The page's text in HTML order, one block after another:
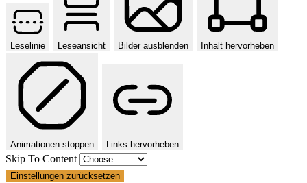
Leselinie Leseansicht Bilder ausblenden Inhalt hervorheben
Animationen stoppen Links hervorheben
Skip To Content
Einstellungen zurücksetzen